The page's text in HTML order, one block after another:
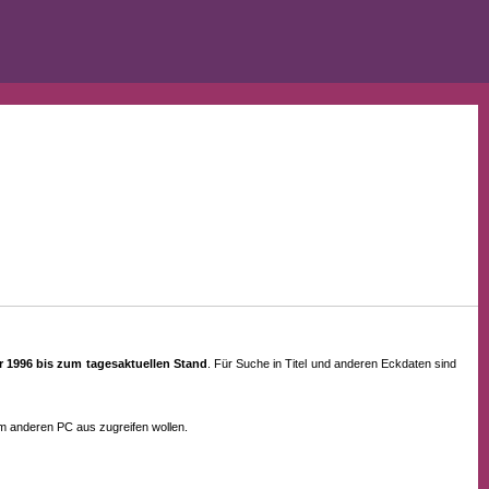
bis zum tagesaktuellen Stand . Für Suche in Titel und anderen Eckdaten sind
anderen PC aus zugreifen wollen.